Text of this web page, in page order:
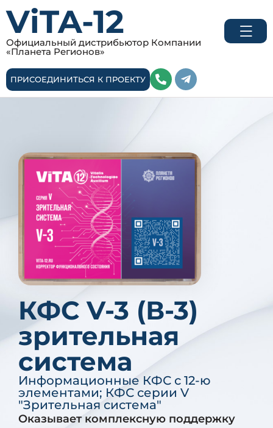
ViTA-12
Официальный дистрибьютор Компании
«Планета Регионов»
ПРИСОЕДИНИТЬСЯ К ПРОЕКТУ
КФС V-3 (В-3)
зрительная
система
Информационные КФС с 12-ю
элементами; КФС серии V
"Зрительная система"
Оказывает комплексную поддержку